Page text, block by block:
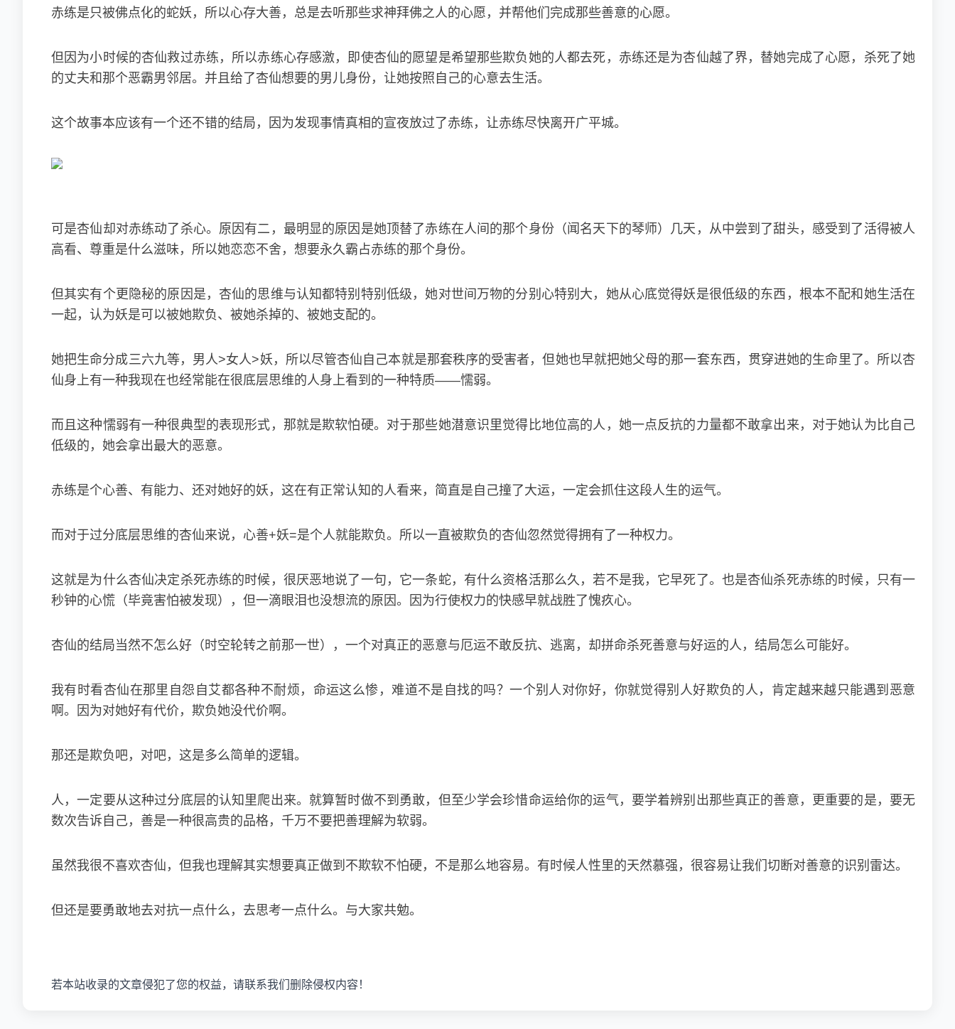
赤练是只被佛点化的蛇妖，所以心存大善，总是去听那些求神拜佛之人的心愿，并帮他们完成那些善意的心愿。
但因为小时候的杏仙救过赤练，所以赤练心存感激，即使杏仙的愿望是希望那些欺负她的人都去死，赤练还是为杏仙越了界，替她完成了心愿，杀死了她
的丈夫和那个恶霸男邻居。并且给了杏仙想要的男儿身份，让她按照自己的心意去生活。
这个故事本应该有一个还不错的结局，因为发现事情真相的宣夜放过了赤练，让赤练尽快离开广平城。
可是杏仙却对赤练动了杀心。原因有二，最明显的原因是她顶替了赤练在人间的那个身份（闻名天下的琴师）几天，从中尝到了甜头，感受到了活得被人
高看、尊重是什么滋味，所以她恋恋不舍，想要永久霸占赤练的那个身份。
但其实有个更隐秘的原因是，杏仙的思维与认知都特别特别低级，她对世间万物的分别心特别大，她从心底觉得妖是很低级的东西，根本不配和她生活在
一起，认为妖是可以被她欺负、被她杀掉的、被她支配的。
她把生命分成三六九等，男人>女人>妖，所以尽管杏仙自己本就是那套秩序的受害者，但她也早就把她父母的那一套东西，贯穿进她的生命里了。所以杏
仙身上有一种我现在也经常能在很底层思维的人身上看到的一种特质——懦弱。
而且这种懦弱有一种很典型的表现形式，那就是欺软怕硬。对于那些她潜意识里觉得比地位高的人，她一点反抗的力量都不敢拿出来，对于她认为比自己
低级的，她会拿出最大的恶意。
赤练是个心善、有能力、还对她好的妖，这在有正常认知的人看来，简直是自己撞了大运，一定会抓住这段人生的运气。
而对于过分底层思维的杏仙来说，心善+妖=是个人就能欺负。所以一直被欺负的杏仙忽然觉得拥有了一种权力。
这就是为什么杏仙决定杀死赤练的时候，很厌恶地说了一句，它一条蛇，有什么资格活那么久，若不是我，它早死了。也是杏仙杀死赤练的时候，只有一
秒钟的心慌（毕竟害怕被发现），但一滴眼泪也没想流的原因。因为行使权力的快感早就战胜了愧疚心。
杏仙的结局当然不怎么好（时空轮转之前那一世），一个对真正的恶意与厄运不敢反抗、逃离，却拼命杀死善意与好运的人，结局怎么可能好。
我有时看杏仙在那里自怨自艾都各种不耐烦，命运这么惨，难道不是自找的吗？一个别人对你好，你就觉得别人好欺负的人，肯定越来越只能遇到恶意
啊。因为对她好有代价，欺负她没代价啊。
那还是欺负吧，对吧，这是多么简单的逻辑。
人，一定要从这种过分底层的认知里爬出来。就算暂时做不到勇敢，但至少学会珍惜命运给你的运气，要学着辨别出那些真正的善意，更重要的是，要无
数次告诉自己，善是一种很高贵的品格，千万不要把善理解为软弱。
虽然我很不喜欢杏仙，但我也理解其实想要真正做到不欺软不怕硬，不是那么地容易。有时候人性里的天然慕强，很容易让我们切断对善意的识别雷达。
但还是要勇敢地去对抗一点什么，去思考一点什么。与大家共勉。
若本站收录的文章侵犯了您的权益，请联系我们删除侵权内容！